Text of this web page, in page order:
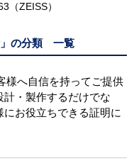
（ZEISS）
」の分類 一覧
へ自信を持ってご提供
・製作するだけでな
お役立ちできる証明に